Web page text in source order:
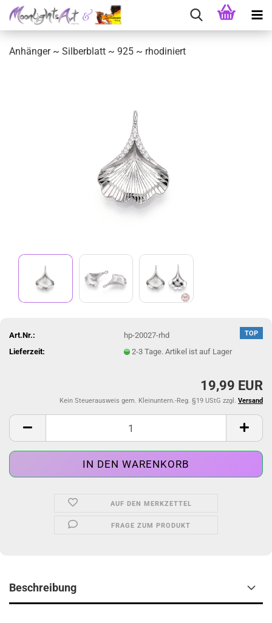
Anhänger ~ Silberblatt ~ 925 ~ rhodiniert
TOP
Art.Nr.:
hp-20027-rhd
Lieferzeit:
2-3 Tage. Artikel ist auf Lager
19,99 EUR
Kein Steuerausweis gem. Kleinuntern.-Reg. §19 UStG zzgl. Versand
AUF DEN MERKZETTEL
FRAGE ZUM PRODUKT
Beschreibung